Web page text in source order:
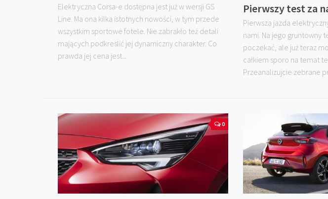
Elektryczna Corsa-e dostępna jest już w wersji GS
Line. Ma ona kilka istotnych nowości, w tym przede
wszystkim sportowe fotele. Nie zabrakło też detali
mających podkreslić jej dynamiczny charakter. Co
prawda jej cena jest...
Pierwszy test za
Pierwsza jazda
nami. Na jego gruntowny
poczekać, ale już teraz
całkiem sporo na temat
Przeanalizujcie zebrane
0